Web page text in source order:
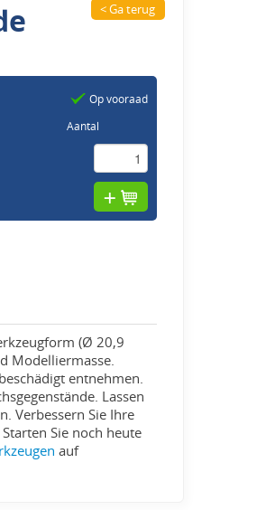
< Ga terug
Op vooraad
Aantal
(Ø 20,9
Modelliermasse.
entnehmen.
Lassen
Verbessern Sie Ihre
Sie noch heute
auf